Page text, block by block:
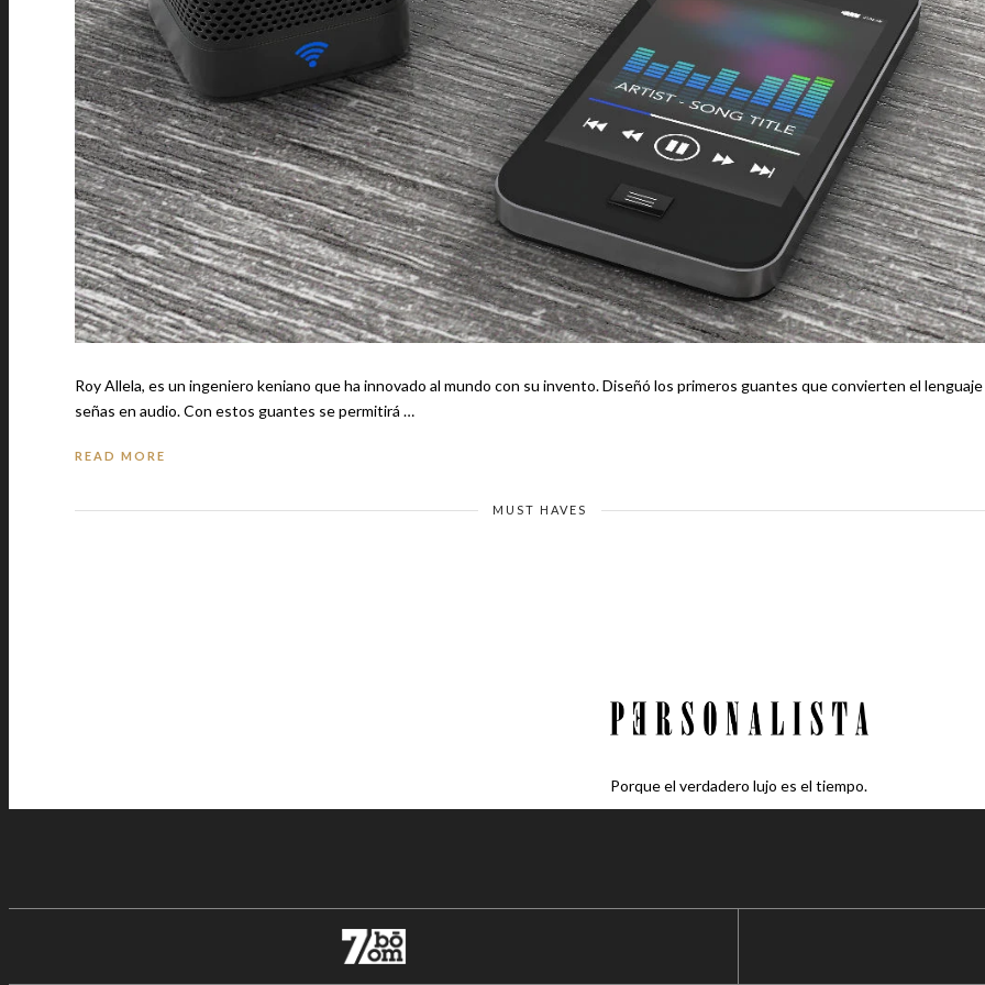
Roy Allela, es un ingeniero keniano que ha innovado al mundo con su invento. Diseñó los primeros guantes que convierten el
señas en audio. Con estos guantes se permitirá …
READ MORE
MUST HAVES
Porque el verdadero lujo es el tiempo.